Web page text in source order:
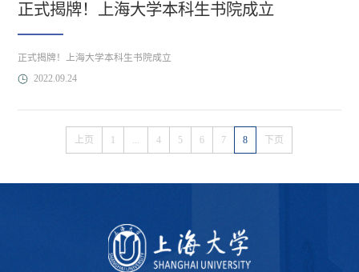
正式揭牌！上海大学本科生书院成立
正式揭牌！上海大学本科生书院成立
2022.09.24
上页 1 ... 4 5 6 7 8 下页